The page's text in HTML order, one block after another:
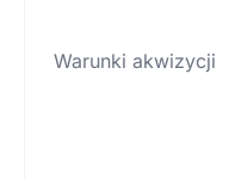
Warunki akwizycji